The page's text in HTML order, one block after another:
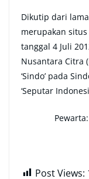
Dikutip dari
merupakan
tanggal 4 Juli
Nusantara Citra
‘Sindo’ pada
‘Seputar
Post Views: